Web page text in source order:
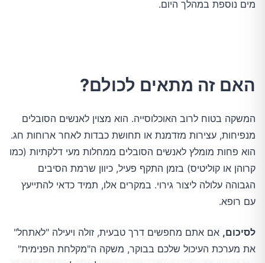
מים נוספת במהלך היום.
האם זה מתאים לכולם?
המשקה בטוח לרוב האוכלוסייה. הוא מצוין לאנשים הסובלים
מנפיחות, עצירות מזדמנת או תחושת כבדות לאחר ארוחות חג.
הוא פחות מומלץ לאנשים הסובלים ממחלות מעי דלקתיות (כמו
קרוהן או קוליטיס) בזמן התקף פעיל, כיוון שרמת הסיבים
הגבוהה עלולה ליצור גירוי. במקרים אלו, תמיד כדאי להתייעץ
עם רופא.
לסיכום, אם אתם מחפשים דרך טבעית, זולה ויעילה "לאתחל"
את מערכת העיכול שלכם בבוקר, משקה ה"מקלחת הפנימית"